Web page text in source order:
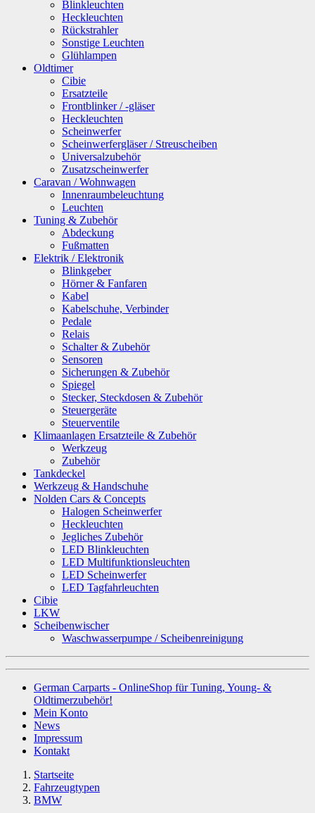
Blinkleuchten
Heckleuchten
Rückstrahler
Sonstige Leuchten
Glühlampen
Oldtimer
Cibie
Ersatzteile
Frontblinker / -gläser
Heckleuchten
Scheinwerfer
Scheinwerfergläser / Streuscheiben
Universalzubehör
Zusatzscheinwerfer
Caravan / Wohnwagen
Innenraumbeleuchtung
Leuchten
Tuning & Zubehör
Abdeckung
Fußmatten
Elektrik / Elektronik
Blinkgeber
Hörner & Fanfaren
Kabel
Kabelschuhe, Verbinder
Pedale
Relais
Schalter & Zubehör
Sensoren
Sicherungen & Zubehör
Spiegel
Stecker, Steckdosen & Zubehör
Steuergeräte
Steuerventile
Klimaanlagen Ersatzteile & Zubehör
Werkzeug
Zubehör
Tankdeckel
Werkzeug & Handschuhe
Nolden Cars & Concepts
Halogen Scheinwerfer
Heckleuchten
Jegliches Zubehör
LED Blinkleuchten
LED Multifunktionsleuchten
LED Scheinwerfer
LED Tagfahrleuchten
Cibie
LKW
Scheibenwischer
Waschwasserpumpe / Scheibenreinigung
German Carparts - OnlineShop für Tuning, Young- &
Oldtimerzubehör!
Mein Konto
News
Impressum
Kontakt
Startseite
Fahrzeugtypen
BMW